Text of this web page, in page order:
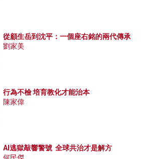
從顧生岳到沈平：一個座右銘的兩代傳承
劉家美
行為不檢 培育教化才能治本
陳家偉
AI逃獄敲響警號 全球共治才是解方